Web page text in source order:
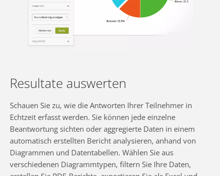
Resultate auswerten
Schauen Sie zu, wie die Antworten Ihrer Teilnehmer in
Echtzeit erfasst werden. Sie können jede einzelne
Beantwortung sichten oder aggregierte Daten in einem
automatisch erstellten Bericht analysieren, anhand von
Diagrammen und Datentabellen. Wählen Sie aus
verschiedenen Diagrammtypen, filtern Sie Ihre Daten,